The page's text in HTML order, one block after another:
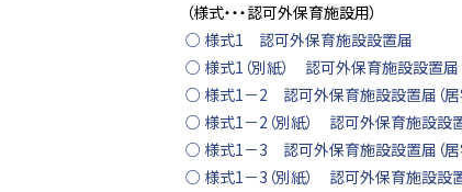
（様式・・・認可外保育施設用）
○ 様式1 認可外保育施設設置届
○ 様式1（別紙） 認可外保育施設設置届
○ 様式1－2 認可外保育施設設置届（居
○ 様式1－2（別紙） 認可外保育施設設置
○ 様式1－3 認可外保育施設設置届（居
○ 様式1－3（別紙） 認可外保育施設設置